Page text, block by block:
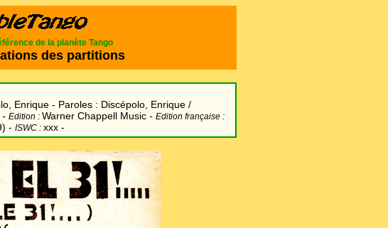
de la planète Tango
des partitions
Enrique - Paroles : Discépolo, Enrique /
- Edition : Warner Chappell Music - Edition française :
- ISWC : xxx -